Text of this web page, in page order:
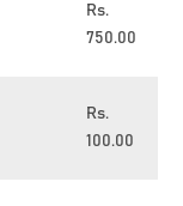
Rs.
750.00
Rs.
100.00